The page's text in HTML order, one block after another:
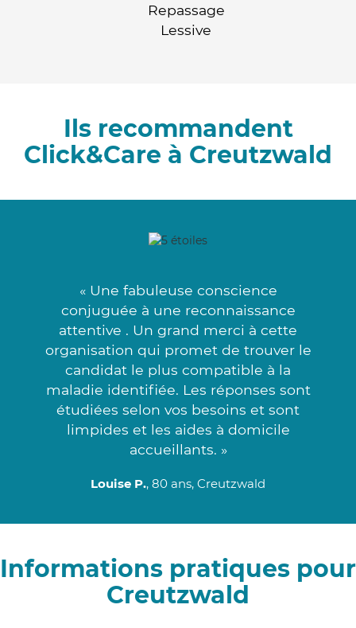
Repassage
Lessive
Ils recommandent
Click&Care à Creutzwald
« Une fabuleuse conscience
conjuguée à une reconnaissance
attentive . Un grand merci à cette
organisation qui promet de trouver le
candidat le plus compatible à la
maladie identifiée. Les réponses sont
étudiées selon vos besoins et sont
limpides et les aides à domicile
accueillants. »
Louise P., 80 ans, Creutzwald
Informations pratiques pour
Creutzwald